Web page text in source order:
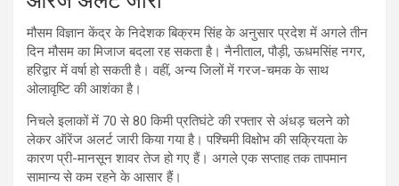
मौसम विज्ञान केंद्र के निदेशक बिक्रम सिंह के अनुसार प्रदेश में अगले तीन
दिन मौसम का मिजाज बदला रह सकता है। नैनीताल, पौड़ी, ऊधमसिंह नगर,
हरिद्वार में वर्षा हो सकती है। वहीं, अन्य जिलों में गरज-चमक के साथ
ओलावृष्टि की आशंका है।
निचले इलाकों में 70 से 80 किमी प्रतिघंटे की रफ्तार से अंधड़ चलने को
लेकर ऑरेंज अलर्ट जारी किया गया है। पश्चिमी विक्षोभ की सक्रियता के
कारण प्री-मानसून शावर तेज हो गए हैं। अगले एक सप्ताह तक तापमान
सामान्य से कम रहने के आसार हैं।